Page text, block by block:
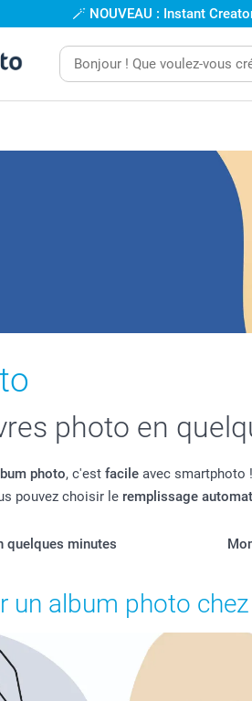
🪄 NOUVEAU : Instant
photo en
photo, c'est facile avec smartphoto
pouvez choisir le remplissage
quelques minutes
un album photo